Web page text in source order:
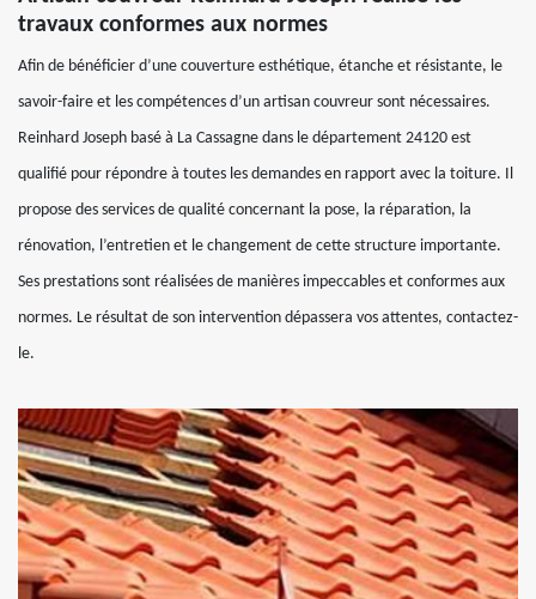
travaux conformes aux normes
Afin de bénéficier d’une couverture esthétique, étanche et résistante, le
savoir-faire et les compétences d’un artisan couvreur sont nécessaires.
Reinhard Joseph basé à La Cassagne dans le département 24120 est
qualifié pour répondre à toutes les demandes en rapport avec la toiture. Il
propose des services de qualité concernant la pose, la réparation, la
rénovation, l’entretien et le changement de cette structure importante.
Ses prestations sont réalisées de manières impeccables et conformes aux
normes. Le résultat de son intervention dépassera vos attentes, contactez-
le.